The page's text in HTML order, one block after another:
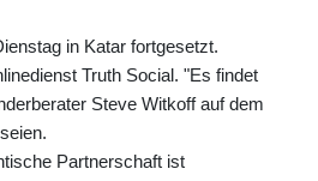
in Katar fortgesetzt.
Truth Social. "Es findet
Steve Witkoff auf dem
Partnerschaft ist